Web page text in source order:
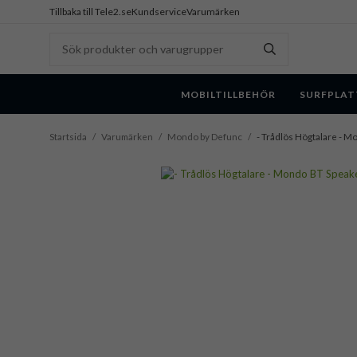
Tillbaka till Tele2.seKundserviceVarumärken
MOBILTILLBEHÖR
Startsida / Varumärken / Mondo by Defunc / - Trådlös Högtalare -